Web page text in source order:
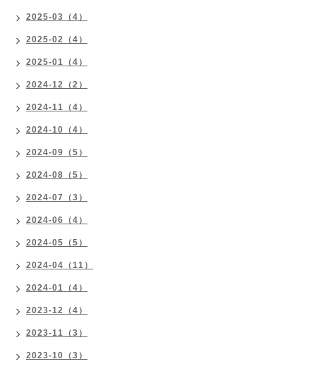
2025-03（4）
2025-02（4）
2025-01（4）
2024-12（2）
2024-11（4）
2024-10（4）
2024-09（5）
2024-08（5）
2024-07（3）
2024-06（4）
2024-05（5）
2024-04（11）
2024-01（4）
2023-12（4）
2023-11（3）
2023-10（3）